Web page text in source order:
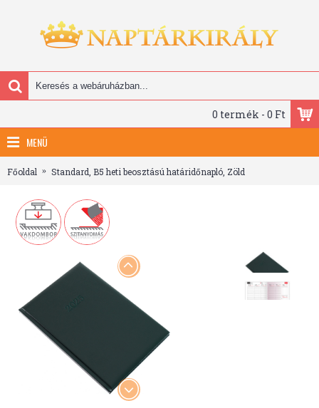
0 termék - 0 Ft
MENÜ
Főoldal Standard, B5 heti beosztású határidőnapló, Zöld